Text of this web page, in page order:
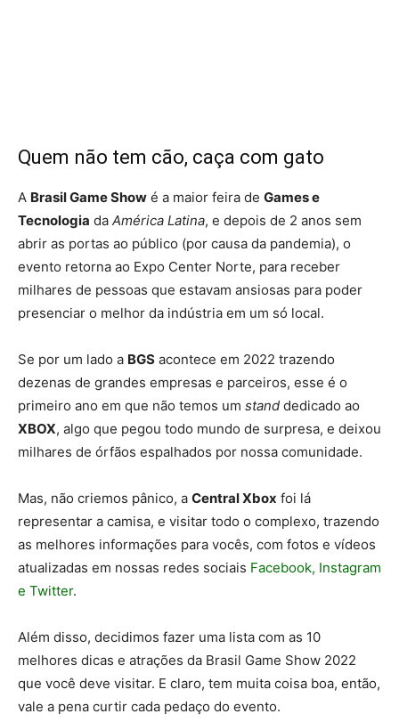
Quem não tem cão, caça com gato
A Brasil Game Show é a maior feira de Games e
Tecnologia da América Latina, e depois de 2 anos sem
abrir as portas ao público (por causa da pandemia), o
evento retorna ao Expo Center Norte, para receber
milhares de pessoas que estavam ansiosas para poder
presenciar o melhor da indústria em um só local.
Se por um lado a BGS acontece em 2022 trazendo
dezenas de grandes empresas e parceiros, esse é o
primeiro ano em que não temos um stand dedicado ao
XBOX, algo que pegou todo mundo de surpresa, e deixou
milhares de órfãos espalhados por nossa comunidade.
Mas, não criemos pânico, a Central Xbox foi lá
representar a camisa, e visitar todo o complexo, trazendo
as melhores informações para vocês, com fotos e vídeos
atualizadas em nossas redes sociais Facebook, Instagram
e Twitter.
Além disso, decidimos fazer uma lista com as 10
melhores dicas e atrações da Brasil Game Show 2022
que você deve visitar. E claro, tem muita coisa boa, então,
vale a pena curtir cada pedaço do evento.